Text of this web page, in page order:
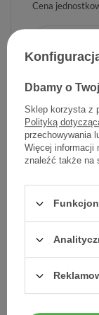
Cena
Producent:KRKA
Kod produktu:
Dbamy o
Sklep korzysta z
Polityką
przechowywania
Więcej informacji
znaleźć także na